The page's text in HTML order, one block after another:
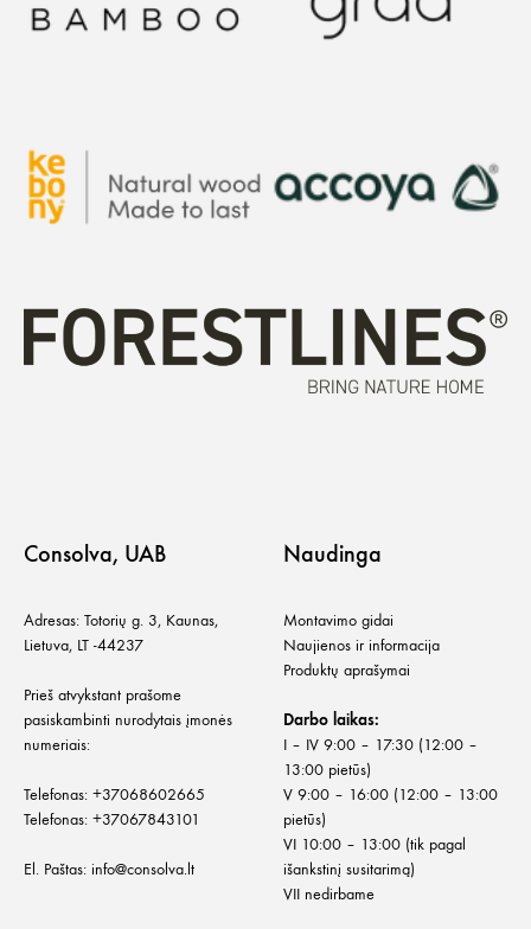
Consolva, UAB
Adresas: Totorių g. 3, Kaunas,
Lietuva, LT -44237
Prieš atvykstant prašome
pasiskambinti nurodytais įmonės
numeriais:
Telefonas: +37068602665
Telefonas: +37067843101
El. Paštas: info@consolva.lt
Naudinga
Montavimo gidai
Naujienos ir informacija
Produktų aprašymai
Darbo laikas:
I – IV 9:00 – 17:30 (12:00 –
13:00 pietūs)
V 9:00 – 16:00 (12:00 – 13:00
pietūs)
VI 10:00 – 13:00 (tik pagal
išankstinį susitarimą)
VII nedirbame